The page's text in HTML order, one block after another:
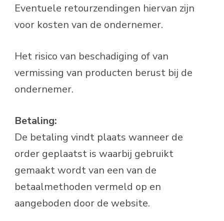
Eventuele retourzendingen hiervan zijn
voor kosten van de ondernemer.
Het risico van beschadiging of van
vermissing van producten berust bij de
ondernemer.
Betaling:
De betaling vindt plaats wanneer de
order geplaatst is waarbij gebruikt
gemaakt wordt van een van de
betaalmethoden vermeld op en
aangeboden door de website.